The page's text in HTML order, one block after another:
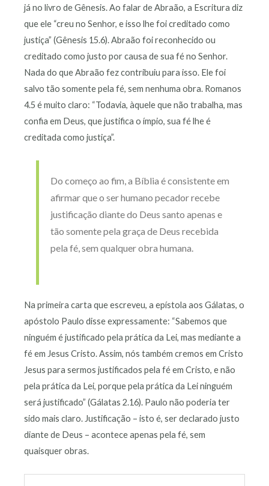
já no livro de Gênesis. Ao falar de Abraão, a Escritura diz
que ele “creu no Senhor, e isso lhe foi creditado como
justiça” (Gênesis 15.6). Abraão foi reconhecido ou
creditado como justo por causa de sua fé no Senhor.
Nada do que Abraão fez contribuiu para isso. Ele foi
salvo tão somente pela fé, sem nenhuma obra. Romanos
4.5 é muito claro: “Todavia, àquele que não trabalha, mas
confia em Deus, que justifica o ímpio, sua fé lhe é
creditada como justiça”.
Do começo ao fim, a Bíblia é consistente em
afirmar que o ser humano pecador recebe
justificação diante do Deus santo apenas e
tão somente pela graça de Deus recebida
pela fé, sem qualquer obra humana.
Na primeira carta que escreveu, a epístola aos Gálatas, o
apóstolo Paulo disse expressamente: “Sabemos que
ninguém é justificado pela prática da Lei, mas mediante a
fé em Jesus Cristo. Assim, nós também cremos em Cristo
Jesus para sermos justificados pela fé em Cristo, e não
pela prática da Lei, porque pela prática da Lei ninguém
será justificado” (Gálatas 2.16). Paulo não poderia ter
sido mais claro. Justificação – isto é, ser declarado justo
diante de Deus – acontece apenas pela fé, sem
quaisquer obras.